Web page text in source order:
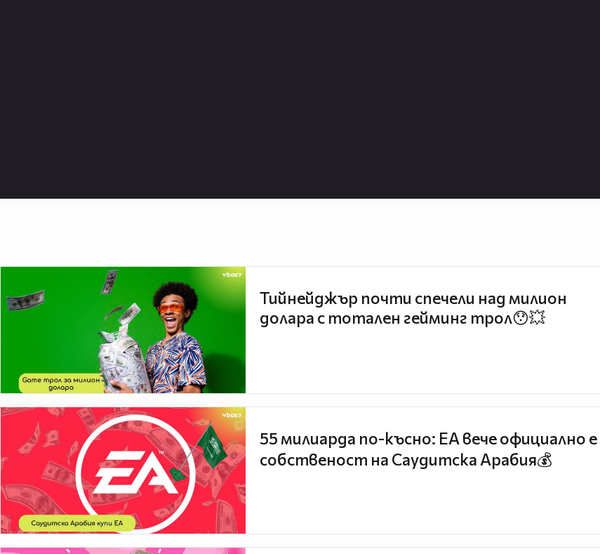
Тийнейджър почти спечели над милион
долара с тотален гейминг трол😯💥
55 милиарда по-късно: EA вече официално е
собственост на Саудитска Арабия💰